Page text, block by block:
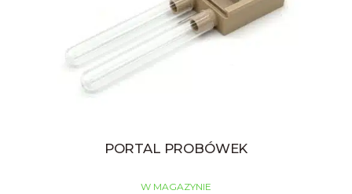
PORTAL PROBÓWEK
W MAGAZYNIE